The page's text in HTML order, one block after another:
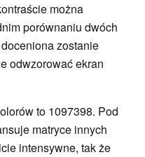
można
porównaniu dwóch
zostanie
odwzorować ekran
to 1097398. Pod
matryce innych
intensywne, tak że